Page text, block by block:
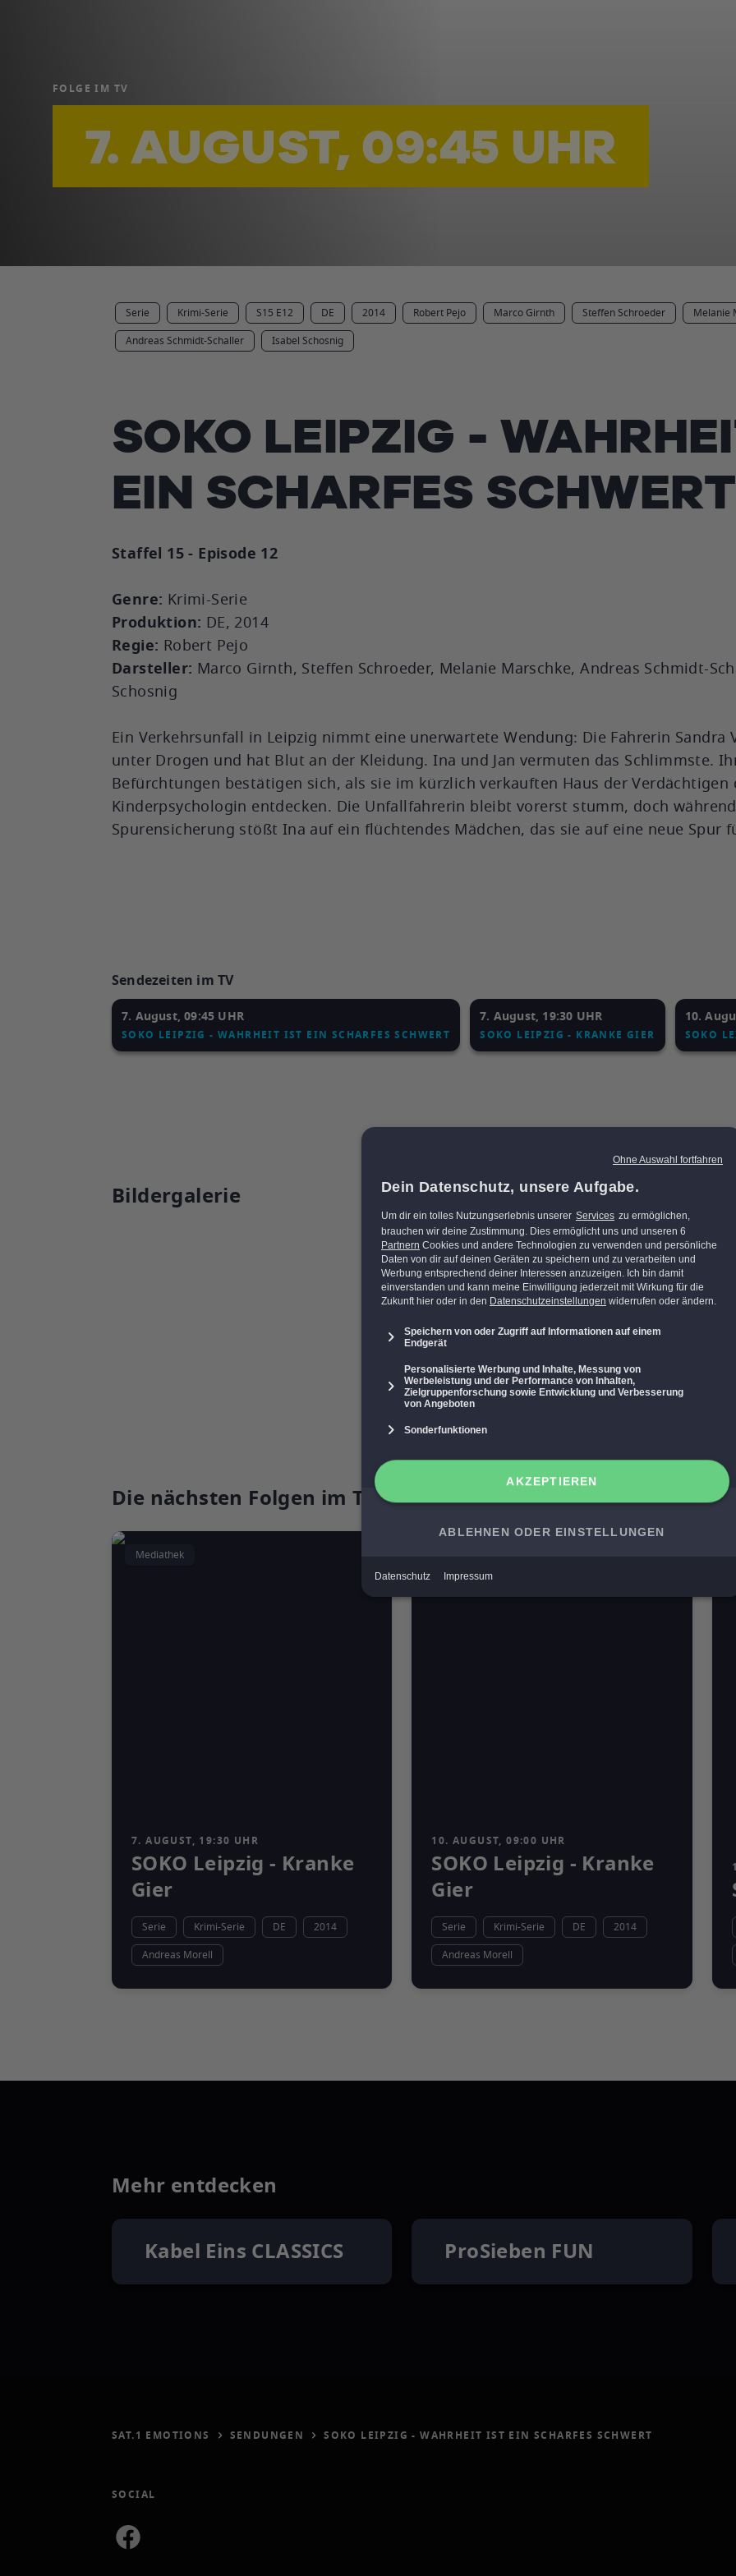
FOLGE IM TV
7. AUGUST, 09:45 UHR
Serie Krimi-Serie S15 E12 DE 2014 Robert Pejo Marco Girnth Steffen Schroeder
Melanie
Andreas Schmidt-Schaller
Isabel Schosnig
SOKO LEIPZIG -
EIN SCHARFES SCHWERT
Staffel 15 - Episode 12
Genre: Krimi-Serie
Produktion: DE, 2014
Regie: Robert Pejo
Darsteller: Marco Girnth, Steffen Schroeder, Melanie Marschke, Andreas Schmidt-
Schosnig
Ein Verkehrsunfall in Leipzig nimmt eine unerwartete Wendung: Die Fahrerin Sandra
unter Drogen und hat Blut an der Kleidung. Ina und Jan vermuten das Schlimmste.
Befürchtungen bestätigen sich, als sie im kürzlich verkauften Haus der Verdächtigen
Kinderpsychologin entdecken. Die Unfallfahrerin bleibt vorerst stumm, doch
Spurensicherung stößt Ina auf ein flüchtendes Mädchen, das sie auf eine neue Spur
Sendezeiten im TV
7. August, 09:45 UHR
SOKO LEIPZIG - WAHRHEIT IST EIN SCHARFES SCHWERT
7. August, 19:30 UHR
SOKO LEIPZIG - KRANKE GIER
10.
SOKO
Bildergalerie
Die nächsten Folgen im TV
Mediathek
7. AUGUST, 19:30 UHR
SOKO Leipzig - Kranke
Gier
Serie Krimi-Serie DE
2014
Andreas Morell
10. AUGUST, 09:00 UHR
SOKO Leipzig - Kranke
Gier
Serie Krimi-Serie DE
2014
Andreas Morell
Mehr entdecken
Kabel Eins CLASSICS ProSieben FUN
SAT.1 EMOTIONS SENDUNGEN SOKO LEIPZIG - WAHRHEIT IST EIN SCHARFES SCHWERT
SOCIAL